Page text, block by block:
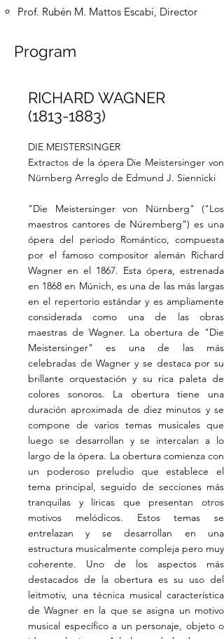
Prof. Rubén M. Mattos Escabí, Director
Program
RICHARD WAGNER
(1813-1883)
DIE MEISTERSINGER
Extractos de la ópera Die Meistersinger von
Nürnberg Arreglo de Edmund J. Siennicki
"Die Meistersinger von Nürnberg" ("Los
maestros cantores de Núremberg") es una
ópera del periodo Romántico, compuesta
por el famoso compositor alemán Richard
Wagner en el 1867. Esta ópera, estrenada
en 1868 en Múnich, es una de las más largas
en el repertorio estándar y es ampliamente
considerada como una de las obras
maestras de Wagner. La obertura de "Die
Meistersinger" es una de las más
celebradas de Wagner y se destaca por su
brillante orquestación y su rica paleta de
colores sonoros. La obertura tiene una
duración aproximada de diez minutos y se
compone de varios temas musicales que
luego se desarrollan y se intercalan a lo
largo de la ópera. La obertura comienza con
un poderoso preludio que establece el
tema principal, seguido de secciones más
tranquilas y líricas que presentan otros
motivos melódicos. Estos temas se
entrelazan y se desarrollan en una
estructura musicalmente compleja pero muy
coherente. Uno de los aspectos más
destacados de la obertura es su uso del
leitmotiv, una técnica musical característica
de Wagner en la que se asigna un motivo
musical específico a un personaje, objeto o